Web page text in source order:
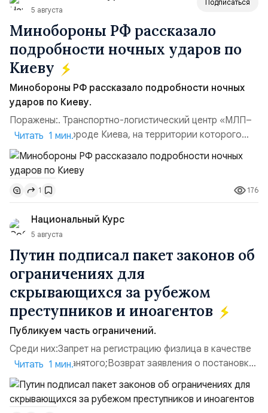
5 августа
Подписаться
Минобороны РФ рассказало
подробности ночных ударов по
Киеву
Минобороны РФ рассказало подробности ночных
ударов по Киеву.
Поражены:. Транспортно-логистический центр «МЛП–
Чайка» в пригороде Киева, на территории которого
осуществлялось хранение, сборка а также запуск с
прилегающего полевого аэродром «Чайка»
дальнобойных БПЛА ВСУ; Складские помещения
«Транс-Логистик» в Оболонском районе г. Киев,
использовавшиеся для хранения военного
имущества ВСУ; Сортировочны...
Читать 1 мин.
1 176
Национальный Курс
5 августа
Путин подписал пакет законов об
ограничениях для
скрывающихся за рубежом
преступников и иноагентов
Публикуем часть ограничений.
Среди них:Запрет на регистрацию физлица в качестве
ИП или самозанятого;Возврат заявления о постановке
недвижимости на кадастровый учет;Ограничение
водительских прав;Запрет регистрации транспортных
средств и на заключение сделок по
Читать 1 мин.